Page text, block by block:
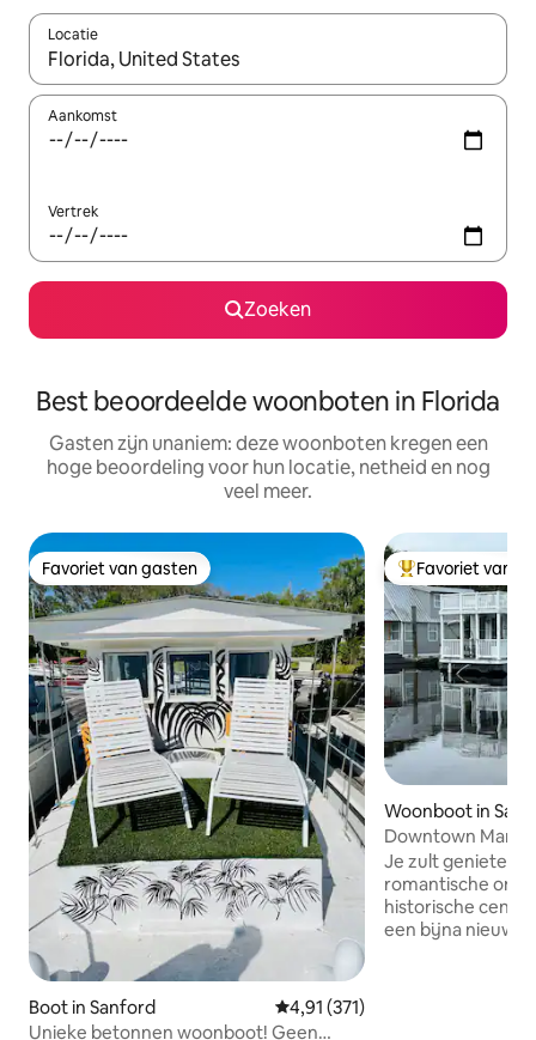
Locatie
Wanneer er suggesties beschikbaar zijn, maak je een keuze
Aankomst
Vertrek
Zoeken
Best beoordeelde woonboten in Florida
Gasten zijn unaniem: deze woonboten kregen een
hoge beoordeling voor hun locatie, netheid en nog
veel meer.
Favoriet van gasten
Favoriet van gasten
Boot in Sanford Gemiddelde beoordeling van
4,91 (371)
Unieke betonnen woonboot! Geen
Topfavoriet van
Favoriet van
Woonboot in
Downtown
Historic Sanford
Je zult genieten
romantische
historische centrum
een bijna nieuw